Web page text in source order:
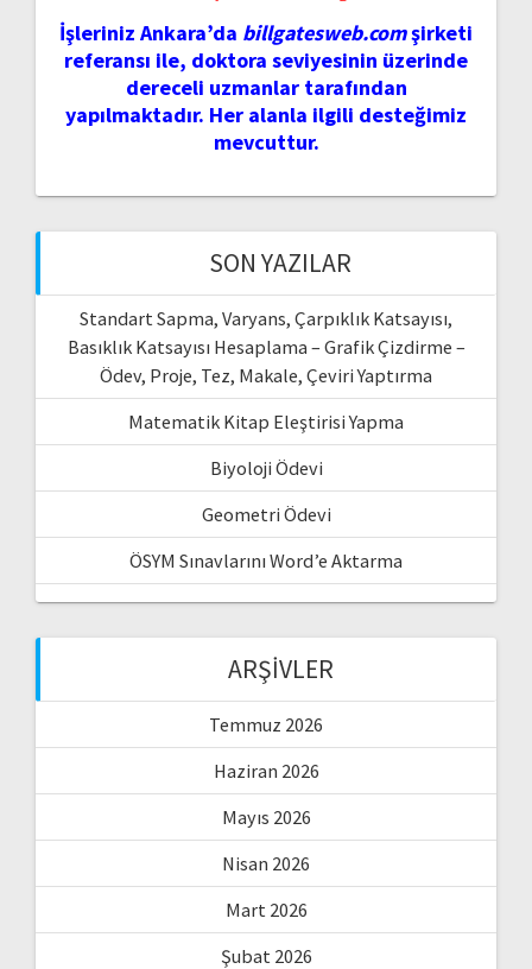
İşleriniz Ankara’da billgatesweb.comşirketi
referansı ile, doktora seviyesinin üzerinde
dereceli uzmanlar tarafından
yapılmaktadır. Her alanla ilgili desteğimiz
mevcuttur.
SON YAZILAR
Standart Sapma, Varyans, Çarpıklık Katsayısı,
Basıklık Katsayısı Hesaplama – Grafik Çizdirme –
Ödev, Proje, Tez, Makale, Çeviri Yaptırma
Matematik Kitap Eleştirisi Yapma
Biyoloji Ödevi
Geometri Ödevi
ÖSYM Sınavlarını Word’e Aktarma
ARŞIVLER
Temmuz 2026
Haziran 2026
Mayıs 2026
Nisan 2026
Mart 2026
Şubat 2026